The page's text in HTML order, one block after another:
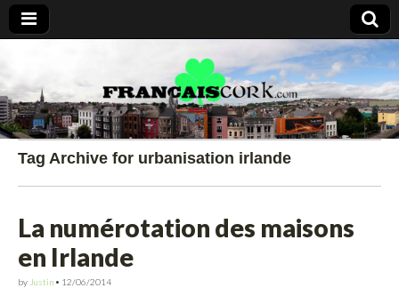
Francais Cork
Tag Archive for urbanisation irlande
La numérotation des maisons
en Irlande
by Justin • 12/06/2014